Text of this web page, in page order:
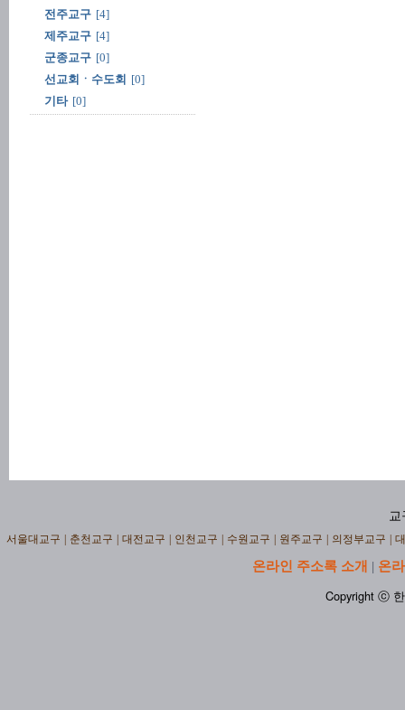
전주교구 [4]
제주교구 [4]
군종교구 [0]
선교회ㆍ수도회 [0]
기타 [0]
교
서울대교구 춘천교구 대전교구 인천교구 수원교구 원주교구 의정부교구
온라인 주소록 소개 | 온
Copyright ⓒ